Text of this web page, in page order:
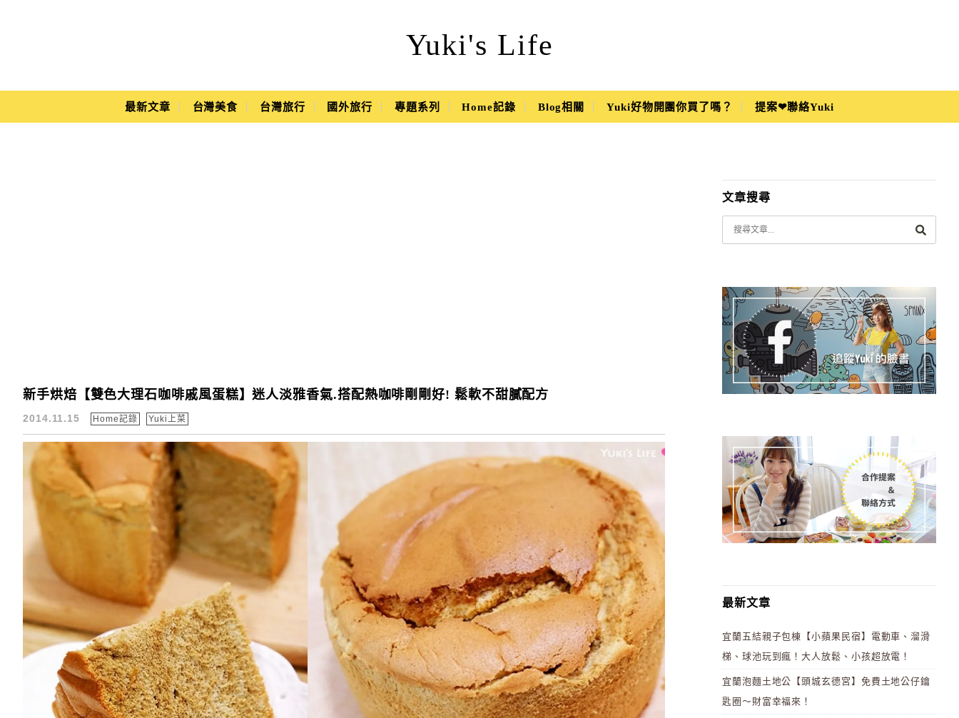
Yuki's Life
Yuki's Life
Main Menu
最新文章 台灣美食 台灣旅行 國外旅行 專題系列 Home記錄 Blog相關 Yuki好物開團你買了嗎？ 提案❤聯絡Yuki
新手烘焙【雙色大理石咖啡戚風蛋糕】迷人淡雅香氣.搭配熱咖啡剛剛好! 鬆軟不甜膩配方
2014.11.15 Home記錄 Yuki上菜
文章搜尋
最新文章
宜蘭五結親子包棟【小蘋果民宿】電動車、溜滑
梯、球池玩到瘋！大人放鬆、小孩超放電！
宜蘭泡麵土地公【頭城玄德宮】免費土地公仔鑰
匙圈～財富幸福來！